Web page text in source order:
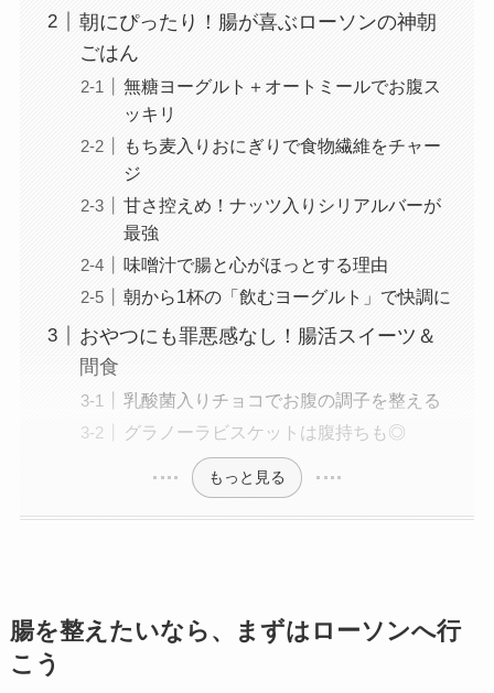
朝にぴったり！腸が喜ぶローソンの神朝
ごはん
無糖ヨーグルト＋オートミールでお腹ス
ッキリ
もち麦入りおにぎりで食物繊維をチャー
ジ
甘さ控えめ！ナッツ入りシリアルバーが
最強
味噌汁で腸と心がほっとする理由
朝から1杯の「飲むヨーグルト」で快調に
おやつにも罪悪感なし！腸活スイーツ＆
間食
乳酸菌入りチョコでお腹の調子を整える
グラノーラビスケットは腹持ちも◎
もっと見る
腸を整えたいなら、まずはローソンへ行
こう